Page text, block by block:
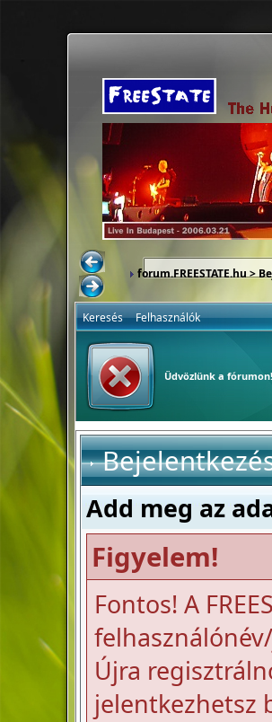
forum.FREESTATE.hu>
Keresés Felhasználók
Üdvözlünk a fórumon!
Add meg az
Figyelem!
Fontos! A
Újra
jelentkezhetsz